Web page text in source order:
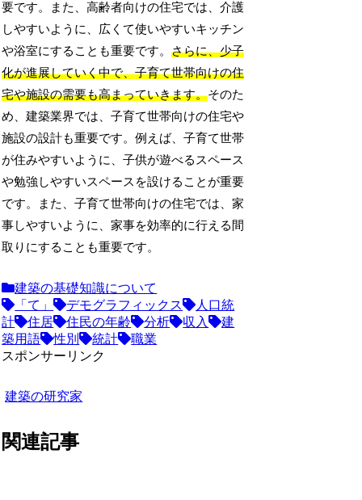
要です。また、高齢者向けの住宅では、介護
しやすいように、広くて使いやすいキッチン
や浴室にすることも重要です。さらに、少子
化が進展していく中で、子育て世帯向けの住
宅や施設の需要も高まっていきます。そのた
め、建築業界では、子育て世帯向けの住宅や
施設の設計も重要です。例えば、子育て世帯
が住みやすいように、子供が遊べるスペース
や勉強しやすいスペースを設けることが重要
です。また、子育て世帯向けの住宅では、家
事しやすいように、家事を効率的に行える間
取りにすることも重要です。
建築の基礎知識について
「て」
デモグラフィックス
人口統
計
住居 住民の年齢 分析 収入
建
築用語
性別 統計
職業
スポンサーリンク
建築の研究家
関連記事